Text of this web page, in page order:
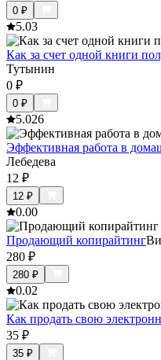
0 ₽
5.03
Как за счет одной книги
Тутынин
0 ₽
0 ₽
5.026
Эффективная работа в
Лебедева
12 ₽
12 ₽
0.00
Продающий копирайтинг
280 ₽
280 ₽
0.02
Как продать свою
35 ₽
35 ₽